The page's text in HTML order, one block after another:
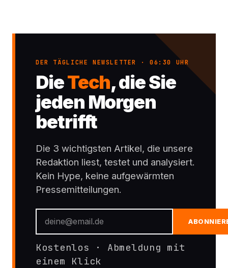
DER TÄGLICHE NEWSLETTER · 06:30 UHR
DieTech, die Sie
jeden Morgen
betrifft
Die 3 wichtigsten Artikel, die unsere
Redaktion liest, testet und analysiert.
Kein Hype, keine aufgewärmten
Pressemitteilungen.
Kostenlos · Abmeldung mit
einem Klick